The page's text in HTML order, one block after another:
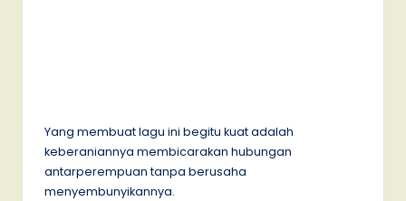
Yang membuat lagu ini begitu kuat adalah
keberaniannya membicarakan hubungan
antarperempuan tanpa berusaha
menyembunyikannya.